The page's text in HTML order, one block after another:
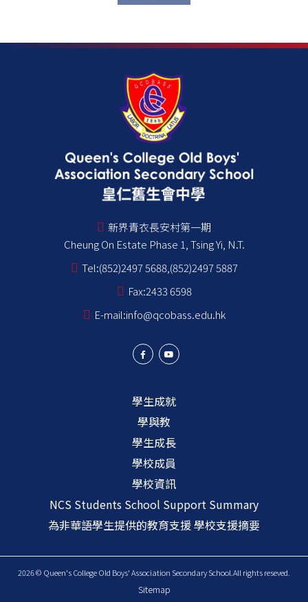
新界青衣長安村第一期
Cheung On Estate Phase 1, Tsing Yi, N.T.
Tel:(852)2497 5688,(852)2497 5887
Fax:2433 6598
E-mail:info@qcobass.edu.hk
學生成就
學與教
學生成長
學校成員
學校資訊
NCS Students School Support Summary
為非華語學生提供的教育支援 學校支援摘要
2026 © Queen's College Old Boys' Association Secondary School.All rights reseved.
Sitemap